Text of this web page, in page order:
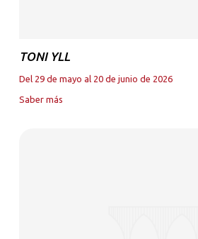
TONI YLL
Del 29 de mayo al 20 de junio de 2026
Saber más